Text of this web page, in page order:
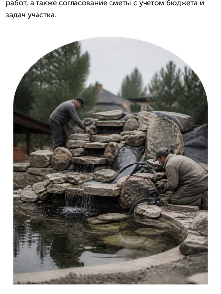
работ, а также согласование сметы с учетом бюджета и
задач участка.